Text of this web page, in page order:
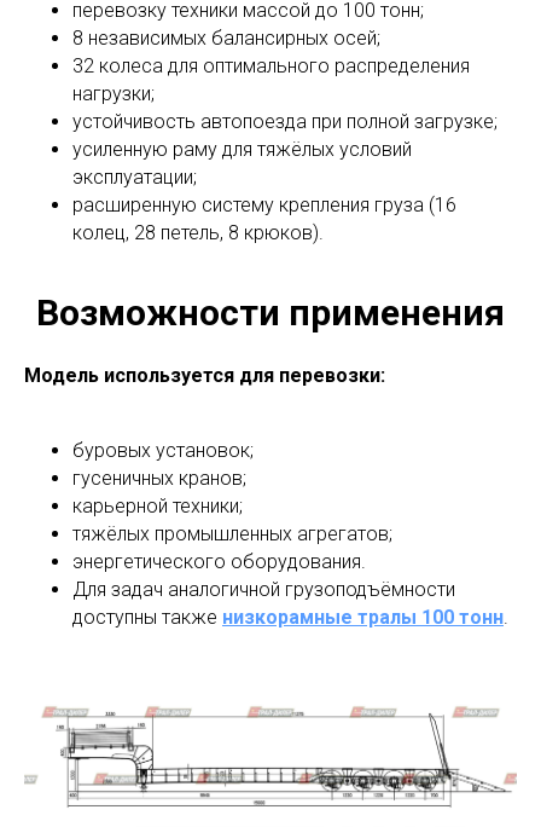
перевозку техники массой до 100 тонн;
8 независимых балансирных осей;
32 колеса для оптимального распределения
нагрузки;
устойчивость автопоезда при полной загрузке;
усиленную раму для тяжёлых условий
эксплуатации;
расширенную систему крепления груза (16
колец, 28 петель, 8 крюков).
Возможности применения
Модель используется для перевозки:
буровых установок;
гусеничных кранов;
карьерной техники;
тяжёлых промышленных агрегатов;
энергетического оборудования.
Для задач аналогичной грузоподъёмности
доступны также низкорамные тралы 100 тонн.